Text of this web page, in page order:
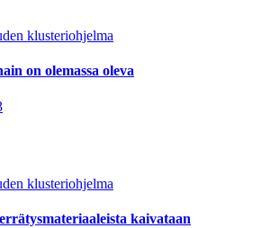
klusteriohjelma
on olemassa oleva
klusteriohjelma
kaivataan